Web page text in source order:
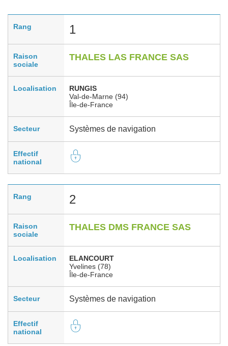
Rang 1
Raison
sociale
THALES LAS FRANCE SAS
Localisation
RUNGIS
Val-de-Marne (94)
Île-de-France
Secteur Systèmes de navigation
Effectif
national
Rang 2
Raison
sociale
THALES DMS FRANCE SAS
Localisation
ELANCOURT
Yvelines (78)
Île-de-France
Secteur Systèmes de navigation
Effectif
national